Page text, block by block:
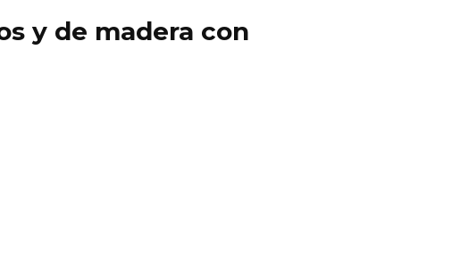
y de madera con